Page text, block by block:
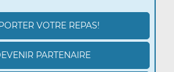
VOTRE REPAS!
PARTENAIRE